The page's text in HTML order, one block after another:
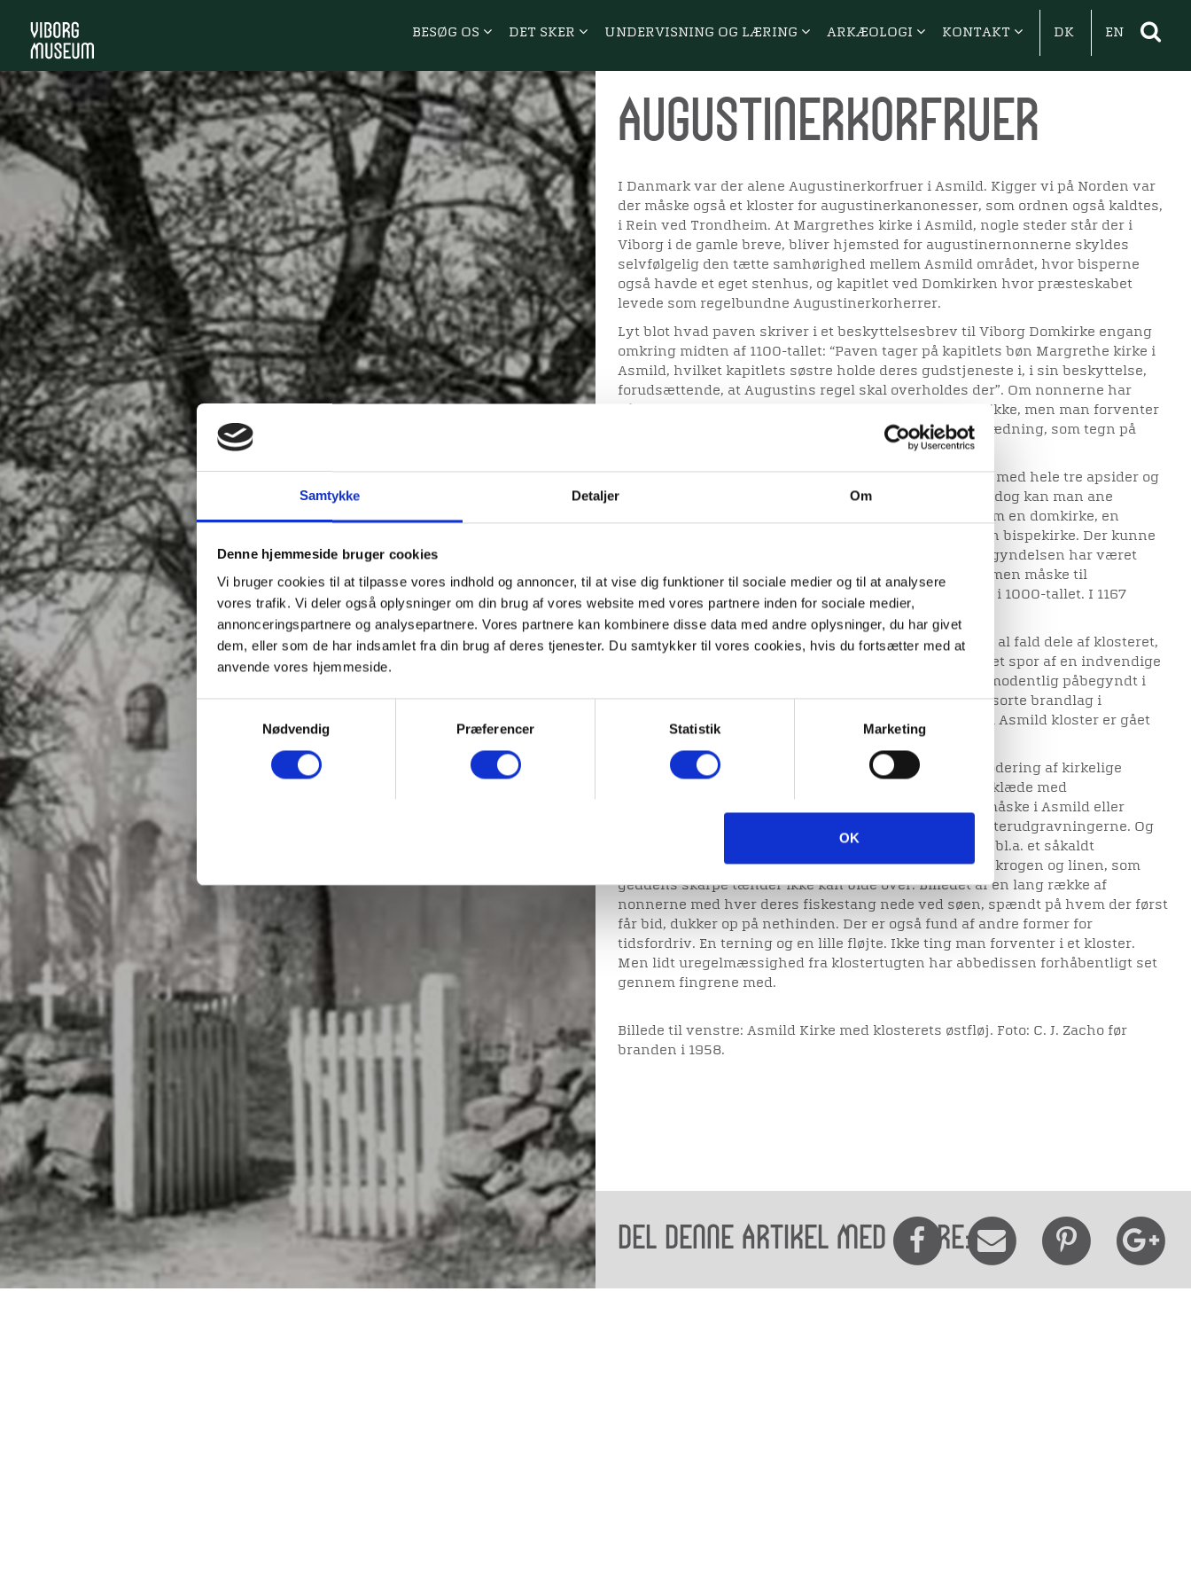
Samtykke Detaljer Om
Denne hjemmeside bruger cookies
Vi bruger cookies til at tilpasse vores indhold og annoncer, til at vise dig funktioner til sociale medier og til at analysere
vores trafik. Vi deler også oplysninger om din brug af vores website med vores partnere inden for sociale medier,
annonceringspartnere og analysepartnere. Vores partnere kan kombinere disse data med andre oplysninger, du har givet
dem, eller som de har indsamlet fra din brug af deres tjenester. Du samtykker til vores cookies, hvis du fortsætter med at
anvende vores hjemmeside.
Nødvendig
Præferencer Statistik Marketing
OK
BESØG OS DET SKER UNDERVISNING OG LÆRING ARKÆOLOGI KONTAKT DK EN
Augustinerkorfruer
I Danmark var der alene Augustinerkorfruer i Asmild. Kigger vi på Norden var
der måske også et kloster for augustinerkanonesser, som ordnen også kaldtes,
i Rein ved Trondheim. At Margrethes kirke i Asmild, nogle steder står der i
Viborg i de gamle breve, bliver hjemsted for augustinernonnerne skyldes
selvfølgelig den tætte samhørighed mellem Asmild området, hvor bisperne
også havde et eget stenhus, og kapitlet ved Domkirken hvor præsteskabet
levede som regelbundne Augustinerkorherrer.
Lyt blot hvad paven skriver i et beskyttelsesbrev til Viborg Domkirke engang
omkring midten af 1100-tallet: “Paven tager på kapitlets bøn Margrethe kirke i
Asmild, hvilket kapitlets søstre holde deres gudstjeneste i, i sin beskyttelse,
forudsættende, at Augustins regel skal overholdes der”. Om nonnerne har
båret samme dragt som augustinerkorherrene ved vi ikke, men man forventer
næsten at de har båret en eller anden form for hvid klædning, som tegn på
Den ældste kirke på Asmild har været helt forunderlig med hele tre apsider og
to sideskibe, helt forskellig fra den vi kender i dag. Og dog kan man ane
sporene i væggene. Nogle har foreslået at der er tale om en domkirke, en
sognekirke andre en stormandskirke eller en måske en bispekirke. Der kunne
også være tale om at kirken, og teorien er luftig, fra begyndelsen har været
tænkt som en klosterkirke, ikke til augustinernonner, men måske til
benediktinermunke, som optræder i Danmark allerede i 1000-tallet. I 1167
flytter nonnerne af Augustinsregel ind på Asmild.
Museet undersøgte klosteret i årene fra 1961-70, eller i al fald dele af klosteret,
nemlig vest og dele af sydfløjen. Der blev ikke afdækket spor af en indvendige
korsgang, men alene rester af fløjene. Klosteret er formodentlig påbegyndt i
1100-tallet, men brænder i midten 1300-tallet, hvilket sorte brandlag i
udgravningen fortalte. Meget af tiden for nonnerne på Asmild kloster er gået
En anden yndet beskæftigelse har være syning og brodering af kirkelige
tekstiler. I Rødding kirke findes et senmiddelalderligt klæde med
helgenfigurer. Vi ved ikke, hvor der er baldyret, men måske i Asmild eller
Budolfikloster. Syremedier finder vi mange af ved klosterudgravningerne. Og
ind imellem også andre sjove fund. På Asmild fandtes bl.a. et såkaldt
geddeforfang. En snoet kobbertråd, der sidder mellem krogen og linen, som
geddens skarpe tænder ikke kan bide over. Billedet af en lang række af
nonnerne med hver deres fiskestang nede ved søen, spændt på hvem der først
får bid, dukker op på nethinden. Der er også fund af andre former for
tidsfordriv. En terning og en lille fløjte. Ikke ting man forventer i et kloster.
Men lidt uregelmæssighed fra klostertugten har abbedissen forhåbentligt set
gennem fingrene med.
Billede til venstre: Asmild Kirke med klosterets østfløj. Foto: C. J. Zacho før
branden i 1958.
Del denne artikel med andre: